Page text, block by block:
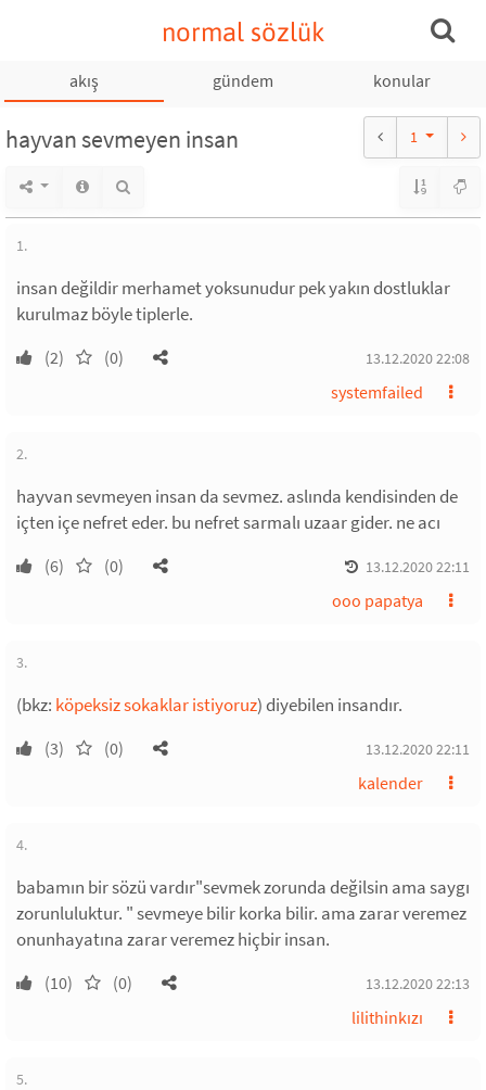
normal sözlük
akış gündem konular
hayvan sevmeyen insan 1
1.
insan değildir merhamet yoksunudur pek yakın dostluklar
kurulmaz böyle tiplerle.
(2) (0) 13.12.2020 22:08
systemfailed
2.
hayvan sevmeyen insan da sevmez. aslında kendisinden de
içten içe nefret eder. bu nefret sarmalı uzaar gider. ne acı
(6) (0) 13.12.2020 22:11
ooo papatya
3.
(bkz: köpeksiz sokaklar istiyoruz) diyebilen insandır.
(3) (0) 13.12.2020 22:11
kalender
4.
babamın bir sözü vardır"sevmek zorunda değilsin ama saygı
zorunluluktur. " sevmeye bilir korka bilir. ama zarar veremez
onunhayatına zarar veremez hiçbir insan.
(10) (0) 13.12.2020 22:13
lilithinkızı
5.